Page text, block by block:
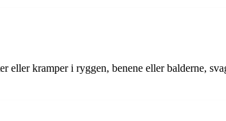
kramper i ryggen, benene eller balderne,